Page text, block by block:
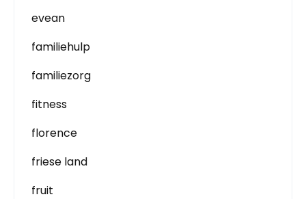
evean
familiehulp
familiezorg
fitness
florence
friese land
fruit